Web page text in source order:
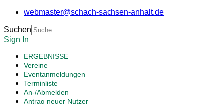
webmaster@schach-sachsen-anhalt.de
Suchen
Sign In
ERGEBNISSE
Vereine
Eventanmeldungen
Terminliste
An-/Abmelden
Antrag neuer Nutzer